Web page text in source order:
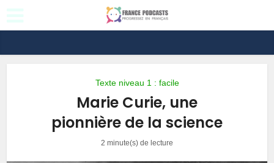
Texte niveau 1 : facile
Marie Curie, une
pionnière de la science
2 minute(s) de lecture